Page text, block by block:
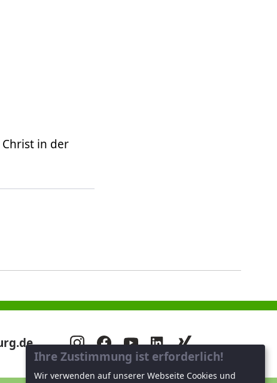
Christ in der
Ihre Zustimmung ist erforderlich!
Wir verwenden auf unserer Webseite Cookies und